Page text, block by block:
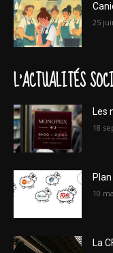
25
L'ACTUALITÉS
Les
18
10
La